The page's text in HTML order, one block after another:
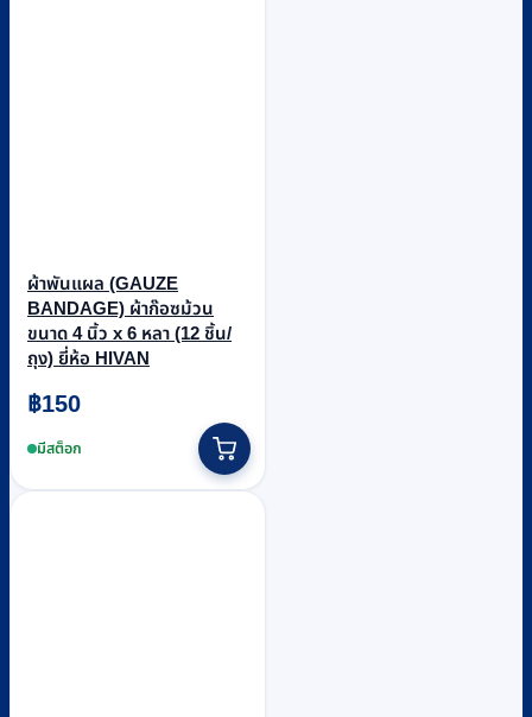
ผ้าพันแผล (GAUZE
BANDAGE) ผ้าก๊อซม้วน
ขนาด 4 นิ้ว x 6 หลา (12 ชิ้น/
ถุง) ยี่ห้อ HIVAN
฿150
มีสต็อก